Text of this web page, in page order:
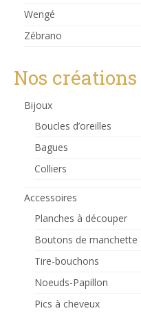
Wengé
Zébrano
Nos créations
Bijoux
Boucles d’oreilles
Bagues
Colliers
Accessoires
Planches à découper
Boutons de manchette
Tire-bouchons
Noeuds-Papillon
Pics à cheveux